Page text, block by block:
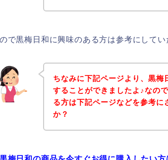
で黒梅日和に興味のある方は参考にしてい
ちなみに下記ページより、黒梅
することができましたよ♪なの
る方は下記ページなどを参考に
か？